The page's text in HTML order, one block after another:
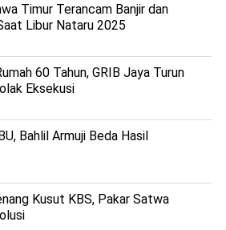
Timur Terancam Banjir dan
Libur Nataru 2025
60 Tahun, GRIB Jaya Turun
Eksekusi
Bahlil Armuji Beda Hasil
Kusut KBS, Pakar Satwa